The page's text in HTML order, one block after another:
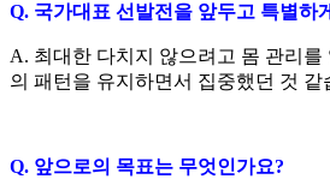
Q. 국가대표 선발전을 앞두고 특별하
A. 최대한 다치지 않으려고 몸 관리를
의 패턴을 유지하면서 집중했던 것 같
Q. 앞으로의 목표는 무엇인가요?